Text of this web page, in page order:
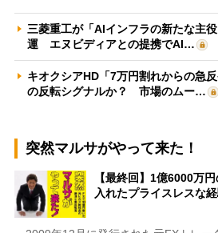
三菱重工が「AIインフラの新たな主
運 エヌビディアとの提携でAI…
キオクシアHD「7万円割れからの急
の反転シグナルか？ 市場のムー…
突然マルサがやって来た！
【最終回】1億6000万
入れたプライスレスな